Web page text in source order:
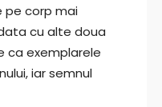
pe corp mai
cu alte doua
ca exemplarele
iar semnul